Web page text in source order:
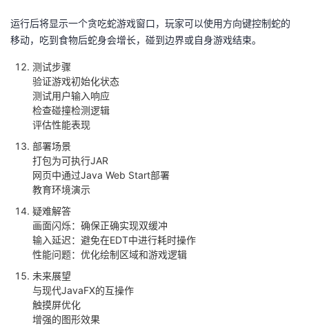
运行后将显示一个贪吃蛇游戏窗口，玩家可以使用方向键控制蛇的
移动，吃到食物后蛇身会增长，碰到边界或自身游戏结束‌。
测试步骤
验证游戏初始化状态‌
测试用户输入响应‌
检查碰撞检测逻辑‌
评估性能表现‌
部署场景
打包为可执行JAR‌
网页中通过Java Web Start部署‌
教育环境演示‌
疑难解答
画面闪烁‌：确保正确实现双缓冲‌
输入延迟‌：避免在EDT中进行耗时操作‌
性能问题‌：优化绘制区域和游戏逻辑‌
未来展望
与现代JavaFX的互操作‌
触摸屏优化‌
增强的图形效果‌